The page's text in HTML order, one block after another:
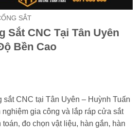
SẮT
Sắt CNC Tại Tân Uyên
Bền Cao
CNC tại Tân Uyên – Huỳnh Tuấn
nghiệm gia công và lắp ráp cửa sắt
đo chọn vật liệu, hàn gắn, hàn